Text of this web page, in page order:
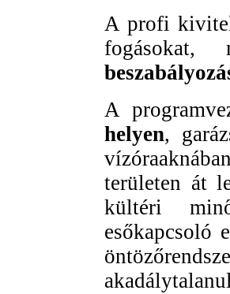
A profi
A
helyen,
területen át
kültéri
esőkapcsoló